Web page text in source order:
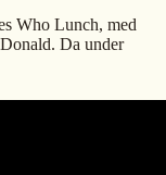
Who Lunch, med
Da under